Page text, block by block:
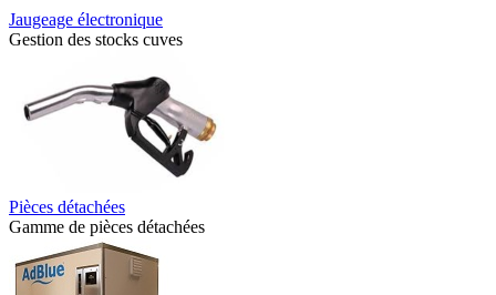
Jaugeage électronique
Gestion des stocks cuves
Pièces détachées
Gamme de pièces détachées